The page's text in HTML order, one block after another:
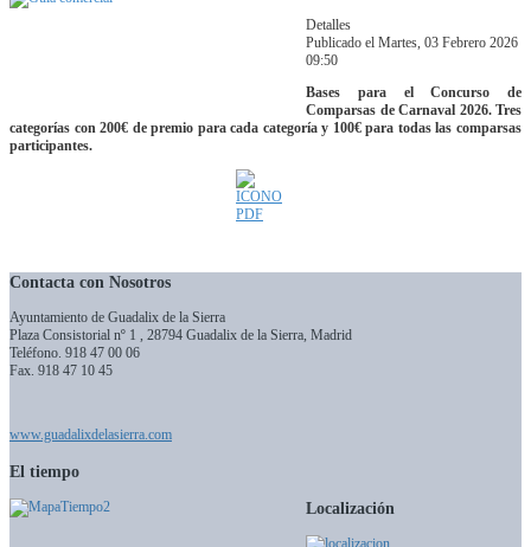
Detalles
Publicado el Martes, 03 Febrero 2026
09:50
Bases para el Concurso de
Comparsas de Carnaval 2026. Tres
categorías con 200€ de premio para cada categoría y 100€ para todas las comparsas
participantes.
Contacta con Nosotros
Ayuntamiento de Guadalix de la Sierra
Plaza Consistorial nº 1 , 28794 Guadalix de la Sierra, Madrid
Teléfono. 918 47 00 06
Fax. 918 47 10 45
www.guadalixdelasierra.com
El tiempo
Localización